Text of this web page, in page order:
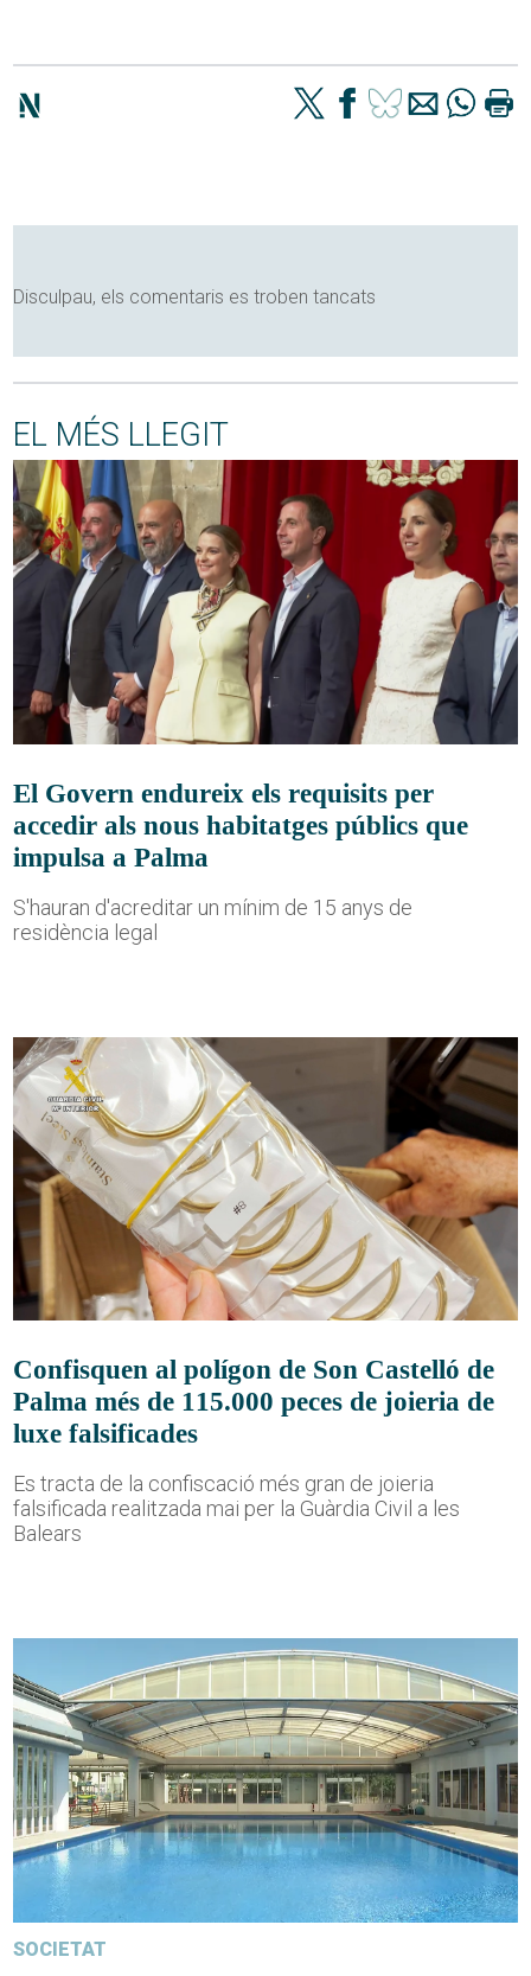
Disculpau, els comentaris es troben tancats
EL MÉS LLEGIT
El Govern endureix els requisits per
accedir als nous habitatges públics que
impulsa a Palma
S'hauran d'acreditar un mínim de 15 anys de
residència legal
Confisquen al polígon de Son Castelló de
Palma més de 115.000 peces de joieria de
luxe falsificades
Es tracta de la confiscació més gran de joieria
falsificada realitzada mai per la Guàrdia Civil a les
Balears
SOCIETAT